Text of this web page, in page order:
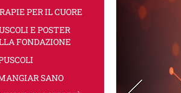
PER IL CUORE
E POSTER
FONDAZIONE
SANO